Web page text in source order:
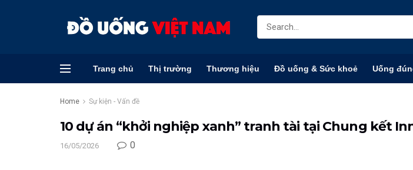
Trang chủ Thị trường Thương hiệu Đồ uống & Sức khoẻ Uống
Home Sự kiện - Vấn đề
10 dự án “khởi nghiệp xanh” tranh tài tại Chung kết
16/05/2026 0